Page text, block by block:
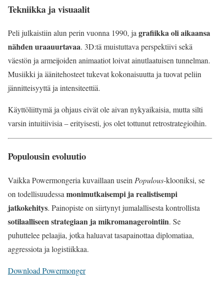
Tekniikka ja visuaalit
Peli julkaistiin alun perin vuonna 1990, jagrafiikka oli aikaansa
nähden uraauurtavaa. 3D:tä muistuttava perspektiivi sekä
väestön ja armeijoiden animaatiot loivat ainutlaatuisen tunnelman.
Musiikki ja äänitehosteet tukevat kokonaisuutta ja tuovat peliin
jännitteisyyttä ja intensiteettiä.
Käyttöliittymä ja ohjaus eivät ole aivan nykyaikaisia, mutta silti
varsin intuitiivisia – erityisesti, jos olet tottunut retrostrategioihin.
Populousin evoluutio
Vaikka Powermongeria kuvaillaan usein Populous-klooniksi, se
on todellisuudessa monimutkaisempi ja realistisempi
jatkokehitys. Painopiste on siirtynyt jumalallisesta kontrollista
sotilaalliseen strategiaan ja mikromanagerointiin. Se
puhuttelee pelaajia, jotka haluavat tasapainottaa diplomatiaa,
aggressiota ja logistiikkaa.
Download Powermonger